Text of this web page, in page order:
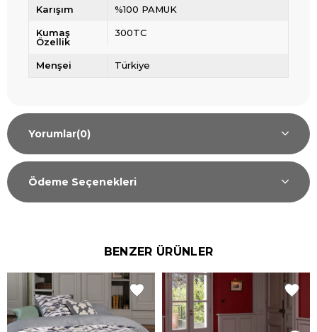
Karışım %100 PAMUK
Kumaş
Özellik
300TC
Menşei Türkiye
Yorumlar(0)
Ödeme Seçenekleri
BENZER ÜRÜNLER